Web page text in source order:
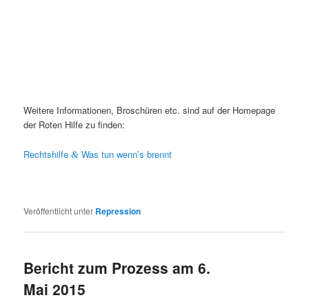
Weit­ere Infor­ma­tio­nen, Broschüren etc. sind auf der Home­page
der Roten Hil­fe zu finden:
Recht­shil­fe& Was tun wenn’s brennt
Veröffentlicht unter Repression
Bericht zum Prozess am 6.
Mai 2015